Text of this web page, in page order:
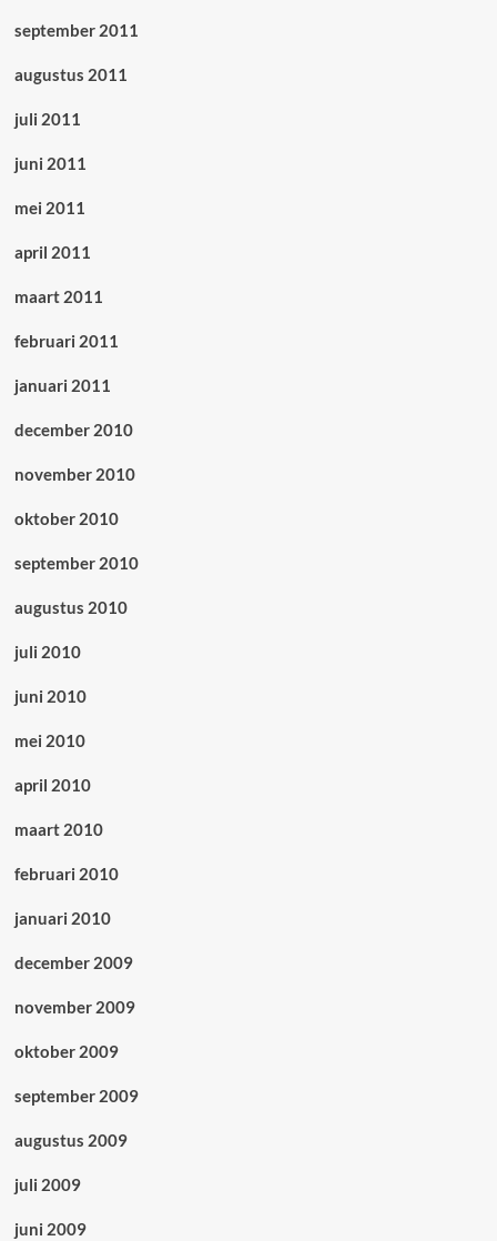
september 2011
augustus 2011
juli 2011
juni 2011
mei 2011
april 2011
maart 2011
februari 2011
januari 2011
december 2010
november 2010
oktober 2010
september 2010
augustus 2010
juli 2010
juni 2010
mei 2010
april 2010
maart 2010
februari 2010
januari 2010
december 2009
november 2009
oktober 2009
september 2009
augustus 2009
juli 2009
juni 2009